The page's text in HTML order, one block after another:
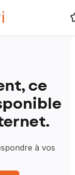
ce
à vos